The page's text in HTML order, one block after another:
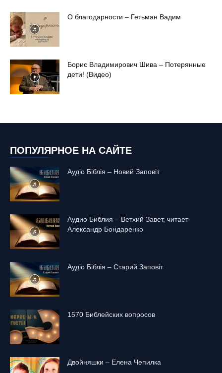
О благодарности – Гетьман Вадим
Борис Владимирович Шива – Потерянные
дети! (Видео)
ПОПУЛЯРНОЕ НА САЙТЕ
Аудіо Біблія – Новий Заповіт
Аудио Библия – Ветхий Завет, читает
Александр Бондаренко
Аудіо Біблія – Старий Заповіт
1570 Библейских вопросов
Двойняшки – Елена Чепилка